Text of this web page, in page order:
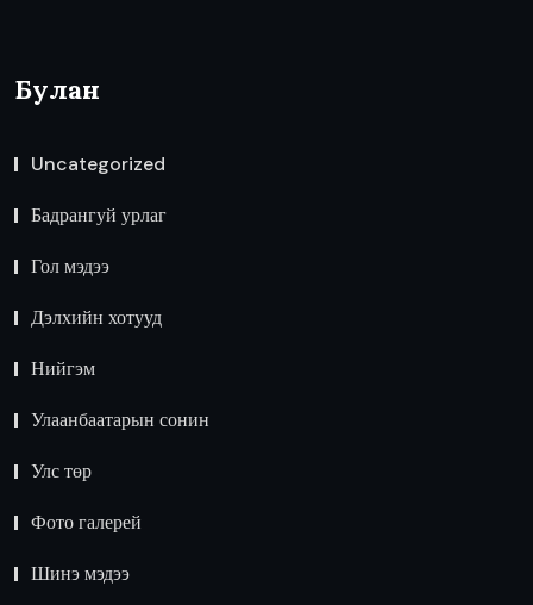
Булан
Uncategorized
Бадрангуй урлаг
Гол мэдээ
Дэлхийн хотууд
Нийгэм
Улаанбаатарын сонин
Улс төр
Фото галерей
Шинэ мэдээ